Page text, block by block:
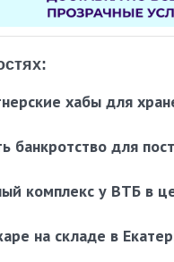
хабы для
банкротство для
комплекс у ВТБ в
на складе в